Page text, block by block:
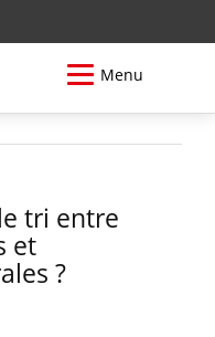
Menu
tri entre
et
?